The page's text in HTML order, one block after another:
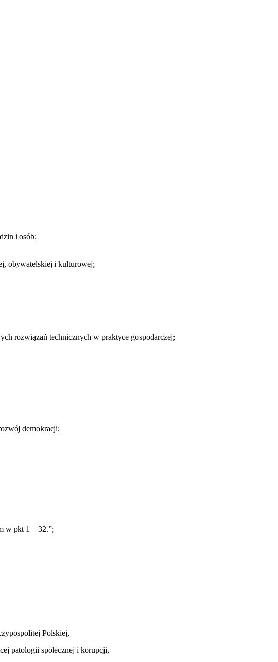
i osób;
obywatelskiej i kulturowej;
rozwiązań technicznych w praktyce gospodarczej;
demokracji;
w pkt 1—32.”;
Polskiej,
patologii społecznej i korupcji,